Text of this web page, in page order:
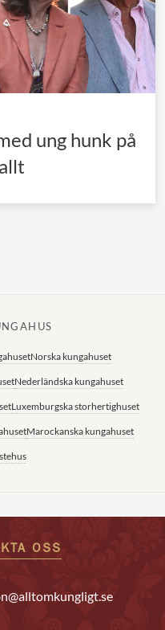
ung hunk på
Norska kungahuset
Nederländska kungahuset
Luxemburgska storhertighuset
Marockanska kungahuset
OSS